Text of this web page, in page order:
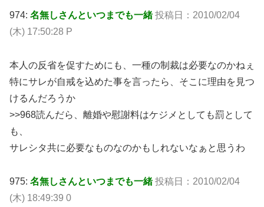
974: 名無しさんといつまでも一緒投稿日：2010/02/04
(木) 17:50:28 P
本人の反省を促すためにも、一種の制裁は必要なのかねぇ
特にサレが自戒を込めた事を言ったら、そこに理由を見つ
けるんだろうか
>>968読んだら、離婚や慰謝料はケジメとしても罰として
も、
サレシタ共に必要なものなのかもしれないなぁと思うわ
975: 名無しさんといつまでも一緒投稿日：2010/02/04
(木) 18:49:39 0